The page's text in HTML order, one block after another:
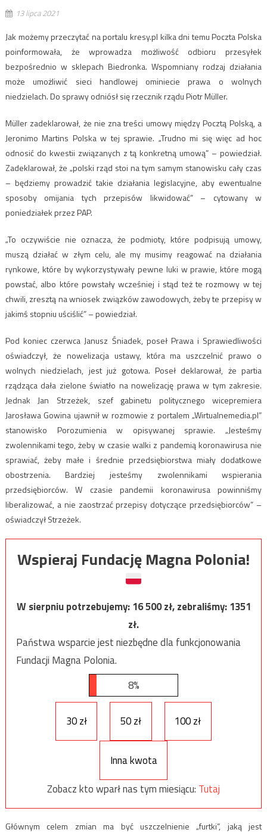
13 lipca 2021
Jak możemy przeczytać na portalu kresy.pl kilka dni temu Poczta Polska
poinformowała, że wprowadza możliwość odbioru przesyłek
bezpośrednio w sklepach Biedronka. Wspomniany rodzaj działania
może umożliwić sieci handlowej ominiecie prawa o wolnych
niedzielach. Do sprawy odniósł się rzecznik rządu Piotr Müller.
Müller zadeklarował, że nie zna treści umowy między Pocztą Polską, a
Jeronimo Martins Polska w tej sprawie. „Trudno mi się więc ad hoc
odnosić do kwestii związanych z tą konkretną umową” – powiedział.
Zadeklarował, że „polski rząd stoi na tym samym stanowisku cały czas
– będziemy prowadzić takie działania legislacyjne, aby ewentualne
sposoby omijania tych przepisów likwidować” – cytowany w
poniedziałek przez PAP.
„To oczywiście nie oznacza, że podmioty, które podpisują umowy,
muszą działać w złym celu, ale my musimy reagować na działania
rynkowe, które by wykorzystywały pewne luki w prawie, które mogą
powstać, albo które powstały wcześniej i stąd też te rozmowy w tej
chwili, zresztą na wniosek związków zawodowych, żeby te przepisy w
jakimś stopniu uściślić” – powiedział.
Pod koniec czerwca Janusz Śniadek, poseł Prawa i Sprawiedliwości
oświadczył, że nowelizacja ustawy, która ma uszczelnić prawo o
wolnych niedzielach, jest już gotowa. Poseł deklarował, że partia
rządząca dała zielone światło na nowelizację prawa w tym zakresie.
Jednak Jan Strzeżek, szef gabinetu politycznego wicepremiera
Jarosława Gowina ujawnił w rozmowie z portalem „Wirtualnemedia.pl”
stanowisko Porozumienia w opisywanej sprawie. „Jesteśmy
zwolennikami tego, żeby w czasie walki z pandemią koronawirusa nie
sprawiać, żeby małe i średnie przedsiębiorstwa miały dodatkowe
obostrzenia. Bardziej jesteśmy zwolennikami wspierania
przedsiębiorców. W czasie pandemii koronawirusa powinniśmy
liberalizować, a nie zaostrzać przepisy dotyczące przedsiębiorców” –
oświadczył Strzeżek.
Wspieraj Fundację Magna Polonia!
W sierpniu potrzebujemy:16 500zł, zebraliśmy:1351
zł.
Państwa wsparcie jest niezbędne dla funkcjonowania
Fundacji Magna Polonia.
8%
30 zł 50 zł 100 zł
Inna kwota
Zobacz kto wparł nas tym miesiącu: Tutaj
Głównym celem zmian ma być uszczelnienie „furtki”, jaką jest